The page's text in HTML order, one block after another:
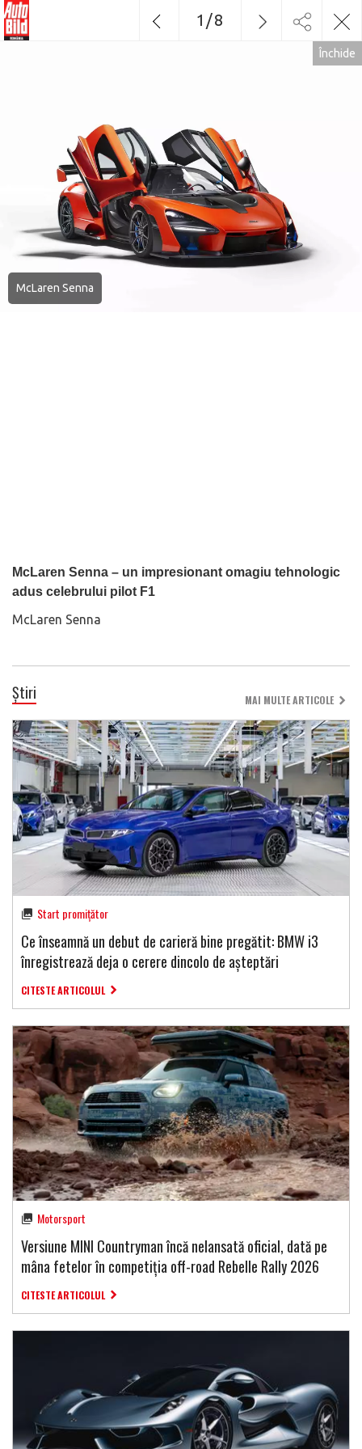
McLaren Senna
McLaren Senna – un impresionant omagiu tehnologic
adus celebrului pilot F1
McLaren Senna
Închide
1 /8
Știri MAI MULTE ARTICOLE
Start promițător
Ce înseamnă un debut de carieră bine pregătit: BMW i3
înregistrează deja o cerere dincolo de așteptări
CITESTE ARTICOLUL
Motorsport
Versiune MINI Countryman încă nelansată oficial, dată pe
mâna fetelor în competiția off-road Rebelle Rally 2026
CITESTE ARTICOLUL